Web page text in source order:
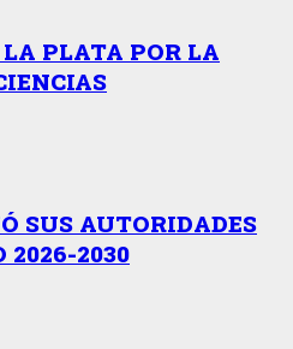
PLATA POR LA
SUS AUTORIDADES
2026-2030